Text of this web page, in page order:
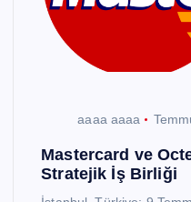
aaaa aaaa
Mastercard ve
Stratejik İş Birliği